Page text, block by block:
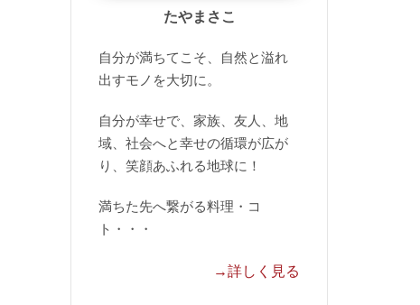
たやまさこ
自分が満ちてこそ、自然と溢れ
出すモノを大切に。
自分が幸せで、家族、友人、地
域、社会へと幸せの循環が広が
り、笑顔あふれる地球に！
満ちた先へ繋がる料理・コ
ト・・・
→詳しく見る